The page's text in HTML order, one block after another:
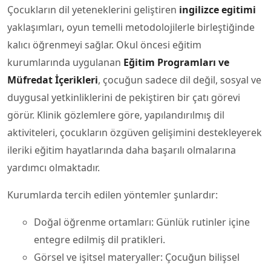
Çocukların dil yeteneklerini geliştiren ingilizce egitimi
yaklaşımları, oyun temelli metodolojilerle birleştiğinde
kalıcı öğrenmeyi sağlar. Okul öncesi eğitim
kurumlarında uygulanan Eğitim Programları ve
Müfredat İçerikleri, çocuğun sadece dil değil, sosyal ve
duygusal yetkinliklerini de pekiştiren bir çatı görevi
görür. Klinik gözlemlere göre, yapılandırılmış dil
aktiviteleri, çocukların özgüven gelişimini destekleyerek
ileriki eğitim hayatlarında daha başarılı olmalarına
yardımcı olmaktadır.
Kurumlarda tercih edilen yöntemler şunlardır:
Doğal öğrenme ortamları: Günlük rutinler içine
entegre edilmiş dil pratikleri.
Görsel ve işitsel materyaller: Çocuğun bilişsel